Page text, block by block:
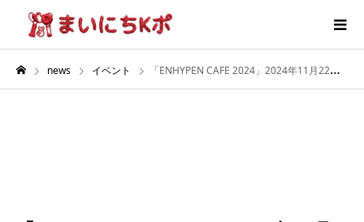
news イベント 「ENHYPEN CAFE 2024」2024年11月22日〜2025年1月26日まで東京・大阪にて開催